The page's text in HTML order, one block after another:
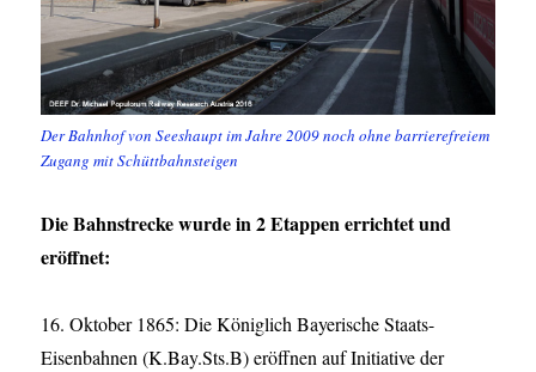
Der Bahnhof von Seeshaupt im Jahre 2009 noch ohne barrierefreiem
Zugang mit Schüttbahnsteigen
Die Bahnstrecke wurde in 2 Etappen errichtet und
eröffnet:
16. Oktober 1865: Die Königlich Bayerische Staats-
Eisenbahnen (K.Bay.Sts.B) eröffnen auf Initiative der